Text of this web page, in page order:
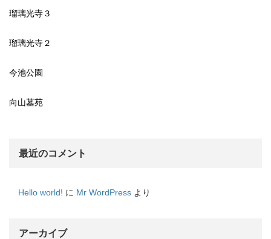
瑠璃光寺３
瑠璃光寺２
今池公園
向山墓苑
最近のコメント
Hello world! に Mr WordPress より
アーカイブ